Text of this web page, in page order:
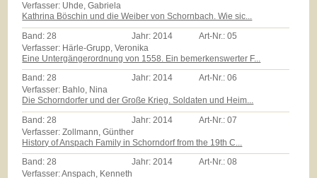
Verfasser: Uhde, Gabriela
Kathrina Böschin und die Weiber von Schornbach. Wie sic...
Band: 28 Jahr: 2014 Art-Nr.:05
Verfasser: Härle-Grupp, Veronika
Eine Untergängerordnung von 1558. Ein bemerkenswerter F...
Band:28 Jahr:2014 Art-Nr.:06
Verfasser: Bahlo, Nina
Die Schorndorfer und der Große Krieg. Soldaten und Heim...
Band: 28 Jahr: 2014 Art-Nr.:07
Verfasser: Zollmann, Günther
History of Anspach Family in Schorndorf from the 19th C...
Band:28 Jahr:2014 Art-Nr.:08
Verfasser: Anspach, Kenneth